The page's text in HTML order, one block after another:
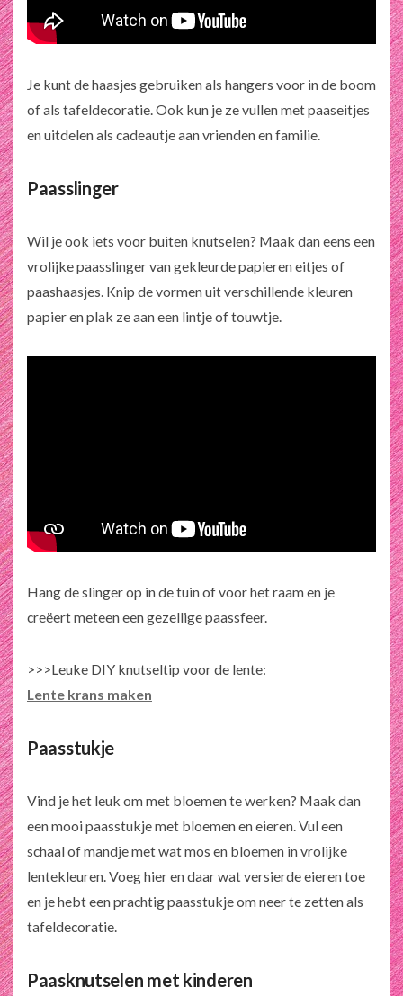
Je kunt de haasjes gebruiken als hangers voor in de boom
of als tafeldecoratie. Ook kun je ze vullen met paaseitjes
en uitdelen als cadeautje aan vrienden en familie.
Paasslinger
Wil je ook iets voor buiten knutselen? Maak dan eens een
vrolijke paasslinger van gekleurde papieren eitjes of
paashaasjes. Knip de vormen uit verschillende kleuren
papier en plak ze aan een lintje of touwtje.
Hang de slinger op in de tuin of voor het raam en je
creëert meteen een gezellige paassfeer.
>>>Leuke DIY knutseltip voor de lente:
Lente krans maken
Paasstukje
Vind je het leuk om met bloemen te werken? Maak dan
een mooi paasstukje met bloemen en eieren. Vul een
schaal of mandje met wat mos en bloemen in vrolijke
lentekleuren. Voeg hier en daar wat versierde eieren toe
en je hebt een prachtig paasstukje om neer te zetten als
tafeldecoratie.
Paasknutselen met kinderen